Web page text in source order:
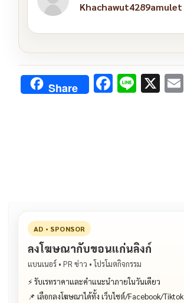
Khachawut4289amulet
Share F Li X
AD • SPONSOR
ลงโฆษณากับขอนแก่นลิงก์
แบนเนอร์ • PR ข่าว • โปรโมตกิจกรรม
⚡ รับเรทราคาและคำแนะนำภายในวันเดียว
📌 เลือกลงโฆษณาได้ทั้ง เว็บไซต์/Facebook/Tiktok